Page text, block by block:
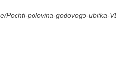
Pochti-polovina-godovogo-ubitka-